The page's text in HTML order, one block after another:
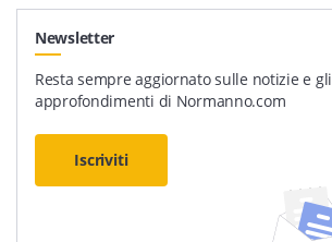
Newsletter
Resta sempre aggiornato sulle notizie e gli
approfondimenti di Normanno.com
Iscriviti